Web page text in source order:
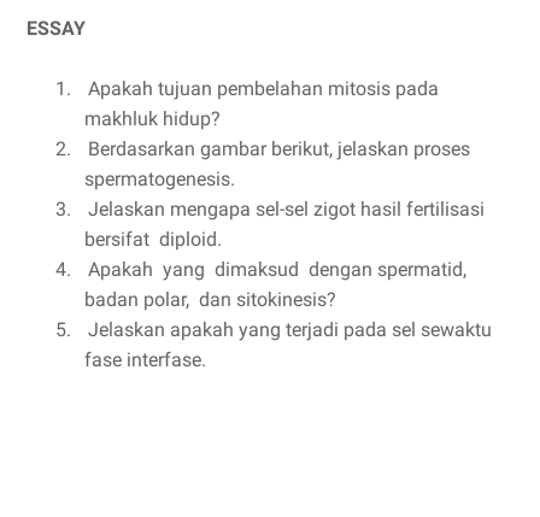
ESSAY
1.
Apakah tujuan pembelahan mitosis pada
makhluk hidup?
2.
Berdasarkan gambar berikut, jelaskan proses
spermatogenesis.
3.
Jelaskan mengapa sel-sel zigot hasil fertilisasi
bersifat diploid.
4.
Apakah yang dimaksud dengan spermatid,
badan polar, dan sitokinesis?
5.
Jelaskan apakah yang terjadi pada sel sewaktu
fase interfase.